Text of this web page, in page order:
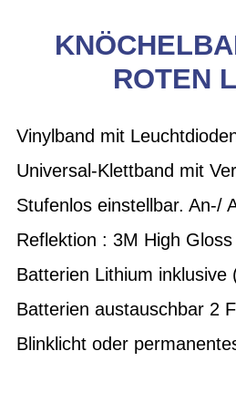
ROTEN
Vinylband mit
Universal-Klettband mit
Stufenlos einstellbar. An-/
Reflektion : 3M High
Batterien Lithium inklusive
Batterien austauschbar 2
Blinklicht oder